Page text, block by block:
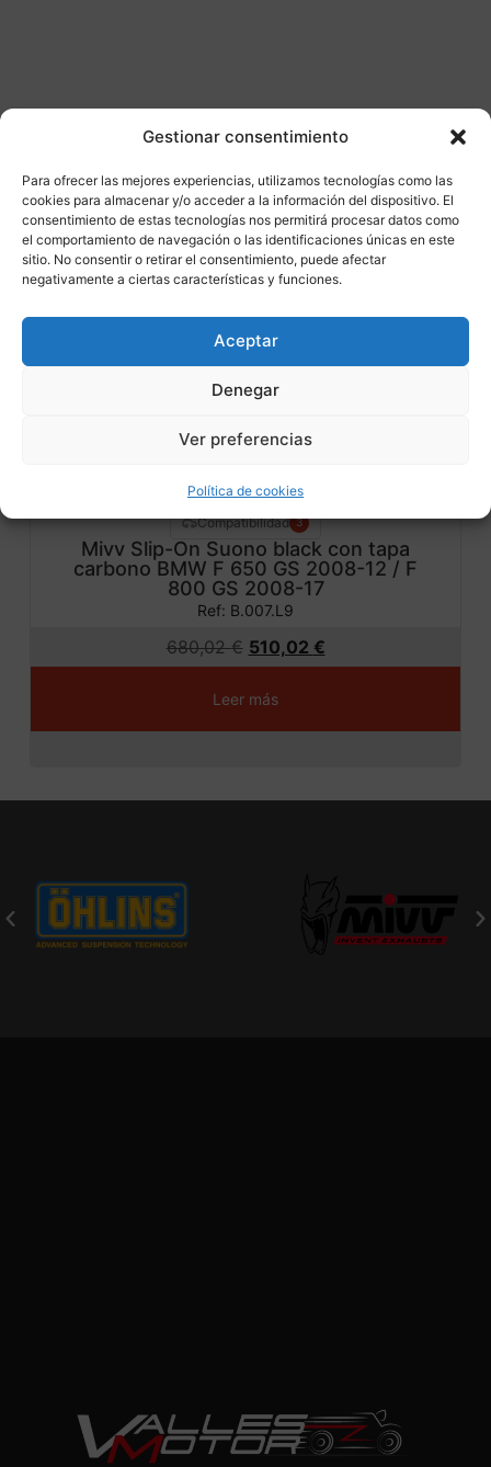
Gestionar consentimiento
Para ofrecer las mejores experiencias, utilizamos tecnologías como las
cookies para almacenar y/o acceder a la información del dispositivo. El
consentimiento de estas tecnologías nos permitirá procesar datos como
el comportamiento de navegación o las identificaciones únicas en este
sitio. No consentir o retirar el consentimiento, puede afectar
negativamente a ciertas características y funciones.
Aceptar
Denegar
Ver preferencias
Política de cookies
Otros productos
CONSULTAR DISPONIBILIDAD
Compatibilidad 3
Mivv Slip-On Suono black con tapa
carbono BMW F 650 GS 2008-12 / F
800 GS 2008-17
Ref: B.007.L9
680,02€ 510,02 €
Leer más